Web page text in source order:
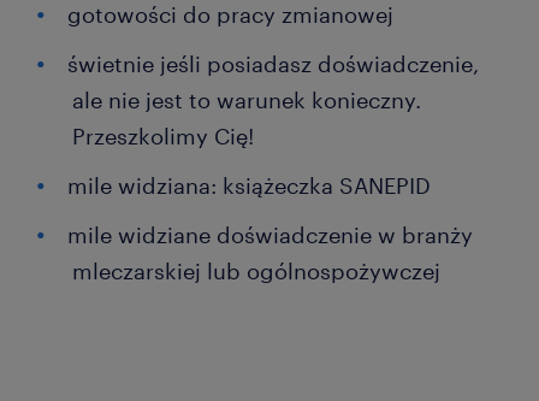
gotowości do pracy zmianowej
świetnie jeśli posiadasz doświadczenie,
ale nie jest to warunek konieczny.
Przeszkolimy Cię!
mile widziana: książeczka SANEPID
mile widziane doświadczenie w branży
mleczarskiej lub ogólnospożywczej